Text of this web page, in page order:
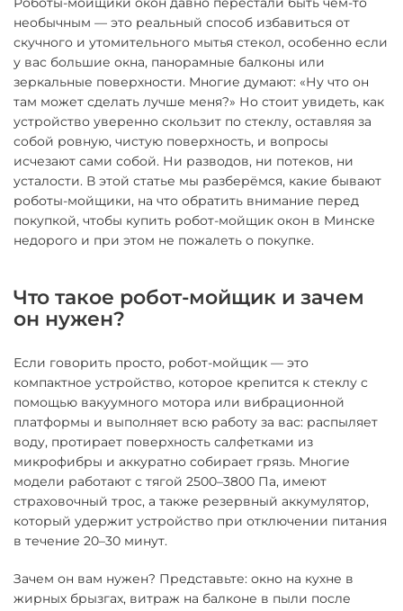
необычным — это реальный способ избавиться от
скучного и утомительного мытья стекол, особенно если
у вас большие окна, панорамные балконы или
зеркальные поверхности. Многие думают: «Ну что он
там может сделать лучше меня?» Но стоит увидеть, как
устройство уверенно скользит по стеклу, оставляя за
собой ровную, чистую поверхность, и вопросы
исчезают сами собой. Ни разводов, ни потеков, ни
усталости. В этой статье мы разберёмся, какие бывают
роботы-мойщики, на что обратить внимание перед
покупкой, чтобы купить робот-мойщик окон в Минске
недорого и при этом не пожалеть о покупке.
Что такое робот-мойщик и зачем
он нужен?
Если говорить просто, робот-мойщик — это
компактное устройство, которое крепится к стеклу с
помощью вакуумного мотора или вибрационной
платформы и выполняет всю работу за вас: распыляет
воду, протирает поверхность салфетками из
микрофибры и аккуратно собирает грязь. Многие
модели работают с тягой 2500–3800 Па, имеют
страховочный трос, а также резервный аккумулятор,
который удержит устройство при отключении питания
в течение 20–30 минут.
Зачем он вам нужен? Представьте: окно на кухне в
жирных брызгах, витраж на балконе в пыли после